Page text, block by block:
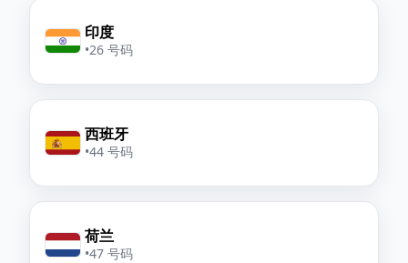
印度
•26 号码
西班牙
•44 号码
荷兰
•47 号码